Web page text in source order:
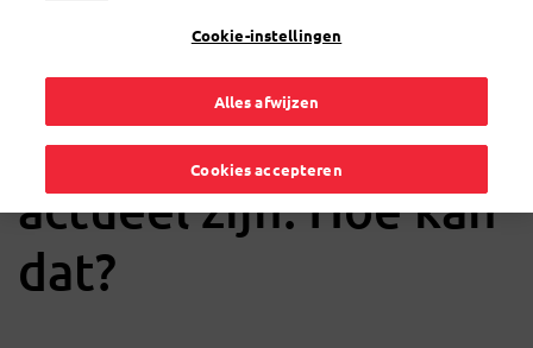
terwijl ik verwacht
dat jullie
databestanden
actueel zijn. Hoe kan
dat?
Cookie-instellingen
Alles afwijzen
Cookies accepteren